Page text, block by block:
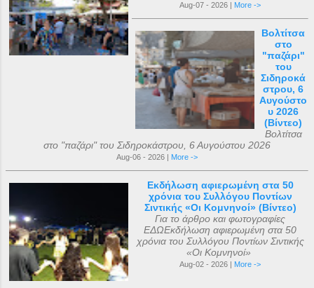
Aug-07 - 2026 | More ->
Βολτίτσα
στο
"παζάρι"
του
Σιδηροκά
στρου, 6
Αυγούστο
υ 2026
(Βίντεο)
Βολτίτσα
στο "παζάρι" του Σιδηροκάστρου, 6 Αυγούστου 2026
Aug-06 - 2026 | More ->
Εκδήλωση αφιερωμένη στα 50
χρόνια του Συλλόγου Ποντίων
Σιντικής «Οι Κομνηνοί» (Βίντεο)
Για το άρθρο και φωτογραφίες
ΕΔΩΕκδήλωση αφιερωμένη στα 50
χρόνια του Συλλόγου Ποντίων Σιντικής
«Οι Κομνηνοί»
Aug-02 - 2026 | More ->